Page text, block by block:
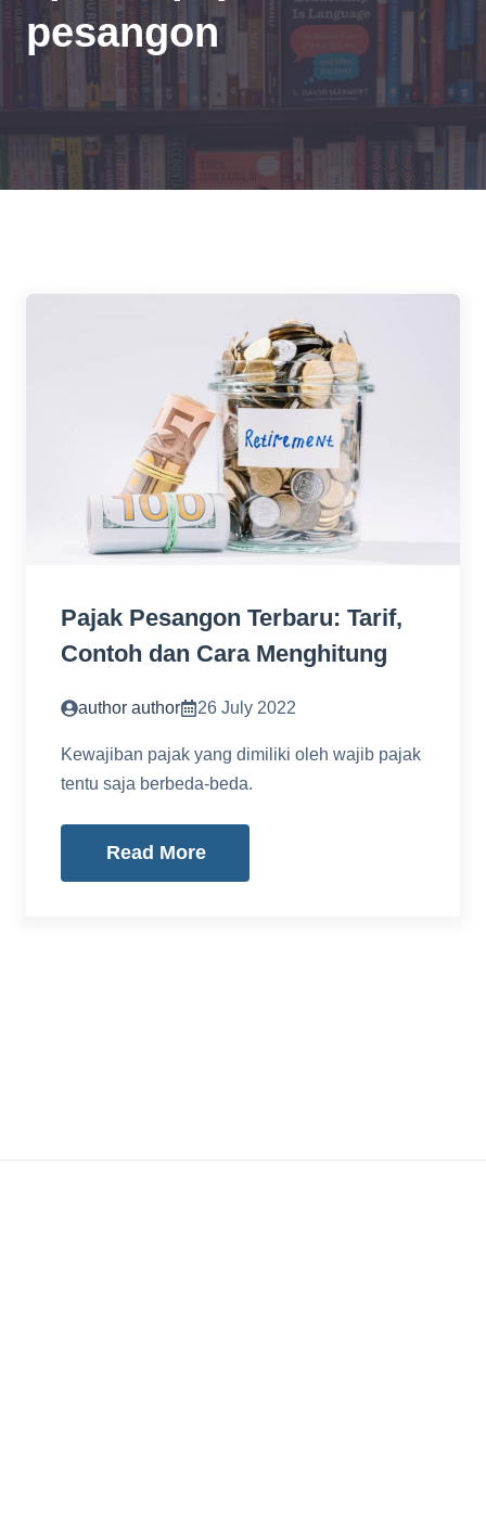
pesangon
Pajak Pesangon Terbaru: Tarif,
Contoh dan Cara Menghitung
author author 26 July 2022
Kewajiban pajak yang dimiliki oleh wajib pajak
tentu saja berbeda-beda.
Read More